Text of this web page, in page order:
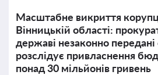
Масштабне викриття
Вінницькій області:
державі незаконно передані
розслідує привласнення
понад 30 мільйонів гривень